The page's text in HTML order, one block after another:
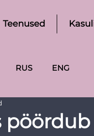
Teenused
RUS ENG